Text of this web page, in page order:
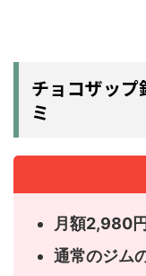
チョコザップ
ミ
月額2,980
通常のジム